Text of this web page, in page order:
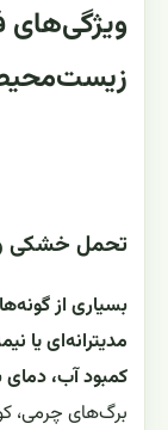
ویژگی‌های
تحمل خشکی
مدیترانه‌ای یا
کمبود آب،
برگ‌های چرمی،